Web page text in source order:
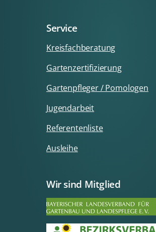
Service
Kreisfachberatung
Gartenzertifizierung
Gartenpfleger / Pomologen
Jugendarbeit
Referentenliste
Ausleihe
Wir sind Mitglied